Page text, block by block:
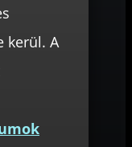
kerül. A